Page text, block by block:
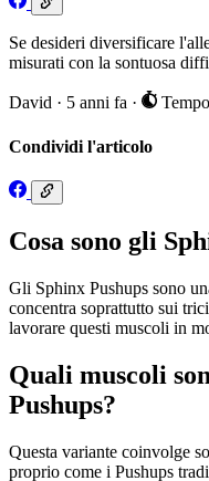
Se desideri diversificare
misurati con la sontuosa
David · 5 anni fa ·
Condividi l'articolo
Cosa sono gli
Gli Sphinx Pushups sono
concentra soprattutto sui
lavorare questi muscoli in
Quali muscoli
Pushups?
Questa variante coinvolge
proprio come i Pushups